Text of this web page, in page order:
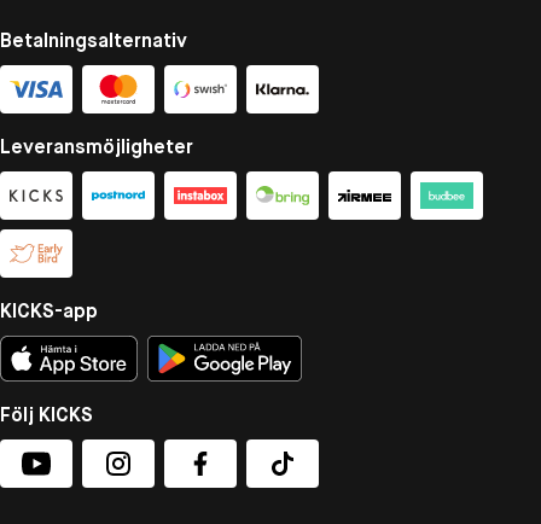
Betalningsalternativ
Leveransmöjligheter
KICKS-app
Följ KICKS